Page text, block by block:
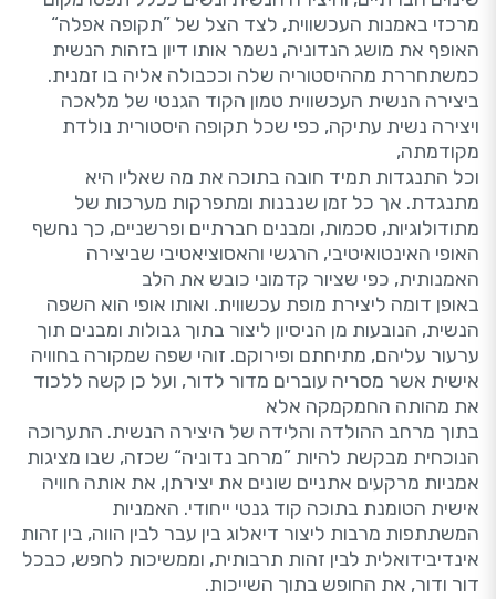
מרכזי באמנות העכשווית, לצד הצל של ”תקופה אפלה“
האופף את מושג הנדוניה, נשמר אותו דיון בזהות הנשית
כמשתחררת מההיסטוריה שלה וככבולה אליה בו זמנית.
ביצירה הנשית העכשווית טמון הקוד הגנטי של מלאכה
ויצירה נשית עתיקה, כפי שכל תקופה היסטורית נולדת
מקודמתה,
וכל התנגדות תמיד חובה בתוכה את מה שאליו היא
מתנגדת. אך כל זמן שנבנות ומתפרקות מערכות של
מתודולוגיות, סכמות, ומבנים חברתיים ופרשניים, כך נחשף
האופי האינטואיטיבי, הרגשי והאסוציאטיבי שביצירה
האמנותית, כפי שציור קדמוני כובש את הלב
באופן דומה ליצירת מופת עכשווית. ואותו אופי הוא השפה
הנשית, הנובעות מן הניסיון ליצור בתוך גבולות ומבנים תוך
ערעור עליהם, מתיחתם ופירוקם. זוהי שפה שמקורה בחוויה
אישית אשר מסריה עוברים מדור לדור, ועל כן קשה ללכוד
את מהותה החמקמקה אלא
בתוך מרחב ההולדה והלידה של היצירה הנשית. התערוכה
הנוכחית מבקשת להיות ”מרחב נדוניה“ שכזה, שבו מציגות
אמניות מרקעים אתניים שונים את יצירתן, את אותה חוויה
אישית הטומנת בתוכה קוד גנטי ייחודי. האמניות
המשתתפות מרבות ליצור דיאלוג בין עבר לבין הווה, בין זהות
אינדיבידואלית לבין זהות תרבותית, וממשיכות לחפש, כבכל
דור ודור, את החופש בתוך השייכות.